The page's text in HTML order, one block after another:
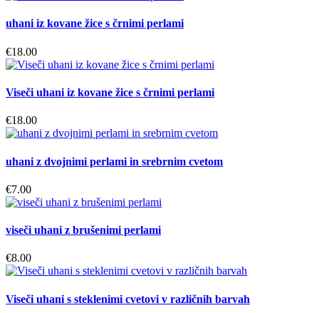
uhani iz kovane žice s črnimi perlami
€18.00
Viseči uhani iz kovane žice s črnimi perlami
€18.00
uhani z dvojnimi perlami in srebrnim cvetom
€7.00
viseči uhani z brušenimi perlami
€8.00
Viseči uhani s steklenimi cvetovi v različnih barvah